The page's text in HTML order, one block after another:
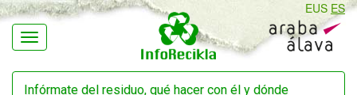
Navegación
EUS ES
Infórmate del residuo, qué hacer con él y dónde